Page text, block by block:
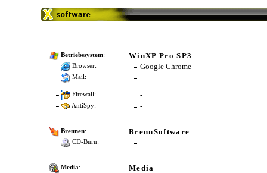
Betriebssystem: WinXP Pro SP3
Browser: Google Chrome
Mail: -
Firewall: -
AntiSpy: -
Brennen: BrennSoftware
CD-Burn: -
Media: Media